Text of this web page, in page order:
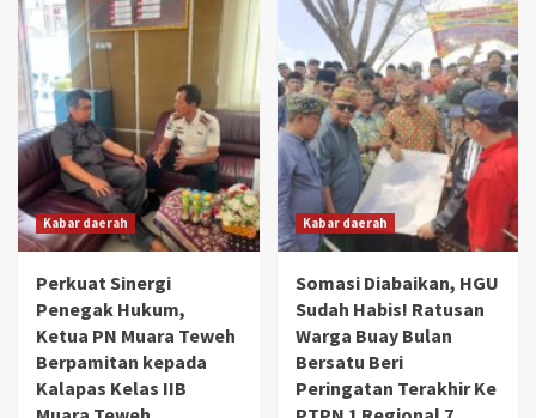
Kabar daerah
Perkuat Sinergi
Penegak Hukum,
Ketua PN Muara Teweh
Berpamitan kepada
Kalapas Kelas IIB
Kabar daerah
Somasi Diabaikan, HGU
Sudah Habis! Ratusan
Warga Buay Bulan
Bersatu Beri
Peringatan Terakhir Ke